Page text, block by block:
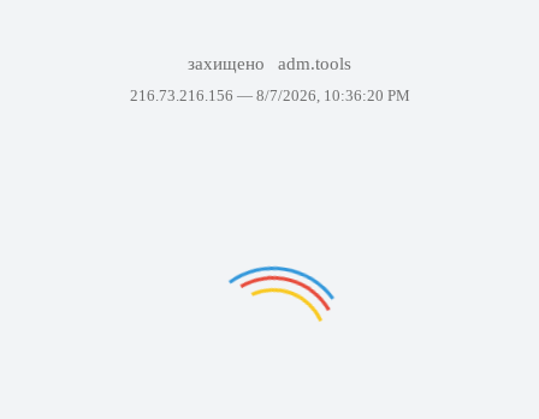
захищено adm.tools
216.73.216.156 — 8/7/2026, 10:36:20 PM